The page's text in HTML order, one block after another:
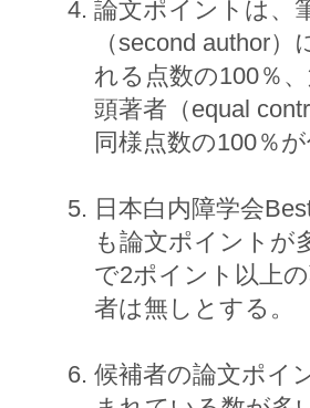
論文ポイントは、
（second author
れる点数の100％
頭著者（equal
同様点数の100％が
日本白内障学会
も論文ポイントが
で2ポイント以上
者は無しとする。
候補者の論文ポイ